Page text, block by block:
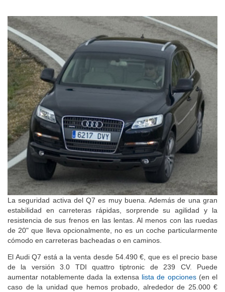
La seguridad activa del Q7 es muy buena. Además de una gran
estabilidad en carreteras rápidas, sorprende su agilidad y la
resistencia de sus frenos en las lentas. Al menos con las ruedas
de 20" que lleva opcionalmente, no es un coche particularmente
cómodo en carreteras bacheadas o en caminos.
El Audi Q7 está a la venta desde 54.490 €, que es el precio base
de la versión 3.0 TDI quattro tiptronic de 239 CV. Puede
aumentar notablemente dada la extensa lista de opciones(en el
caso de la unidad que hemos probado, alrededor de 25.000 €